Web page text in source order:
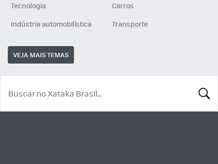
Tecnologia
Carros
Indústria automobilística
Transporte
VEJA MAIS TEMAS